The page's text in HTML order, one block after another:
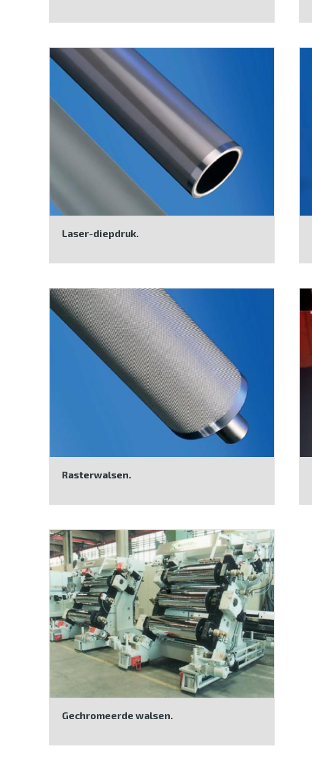
Laser-diepdruk.
Rasterwalsen.
Gechromeerde walsen.